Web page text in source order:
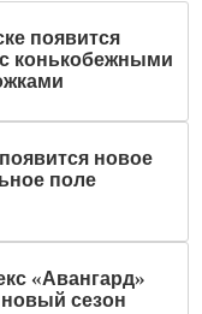
появится
конькобежными
новое
поле
«Авангард»
сезон